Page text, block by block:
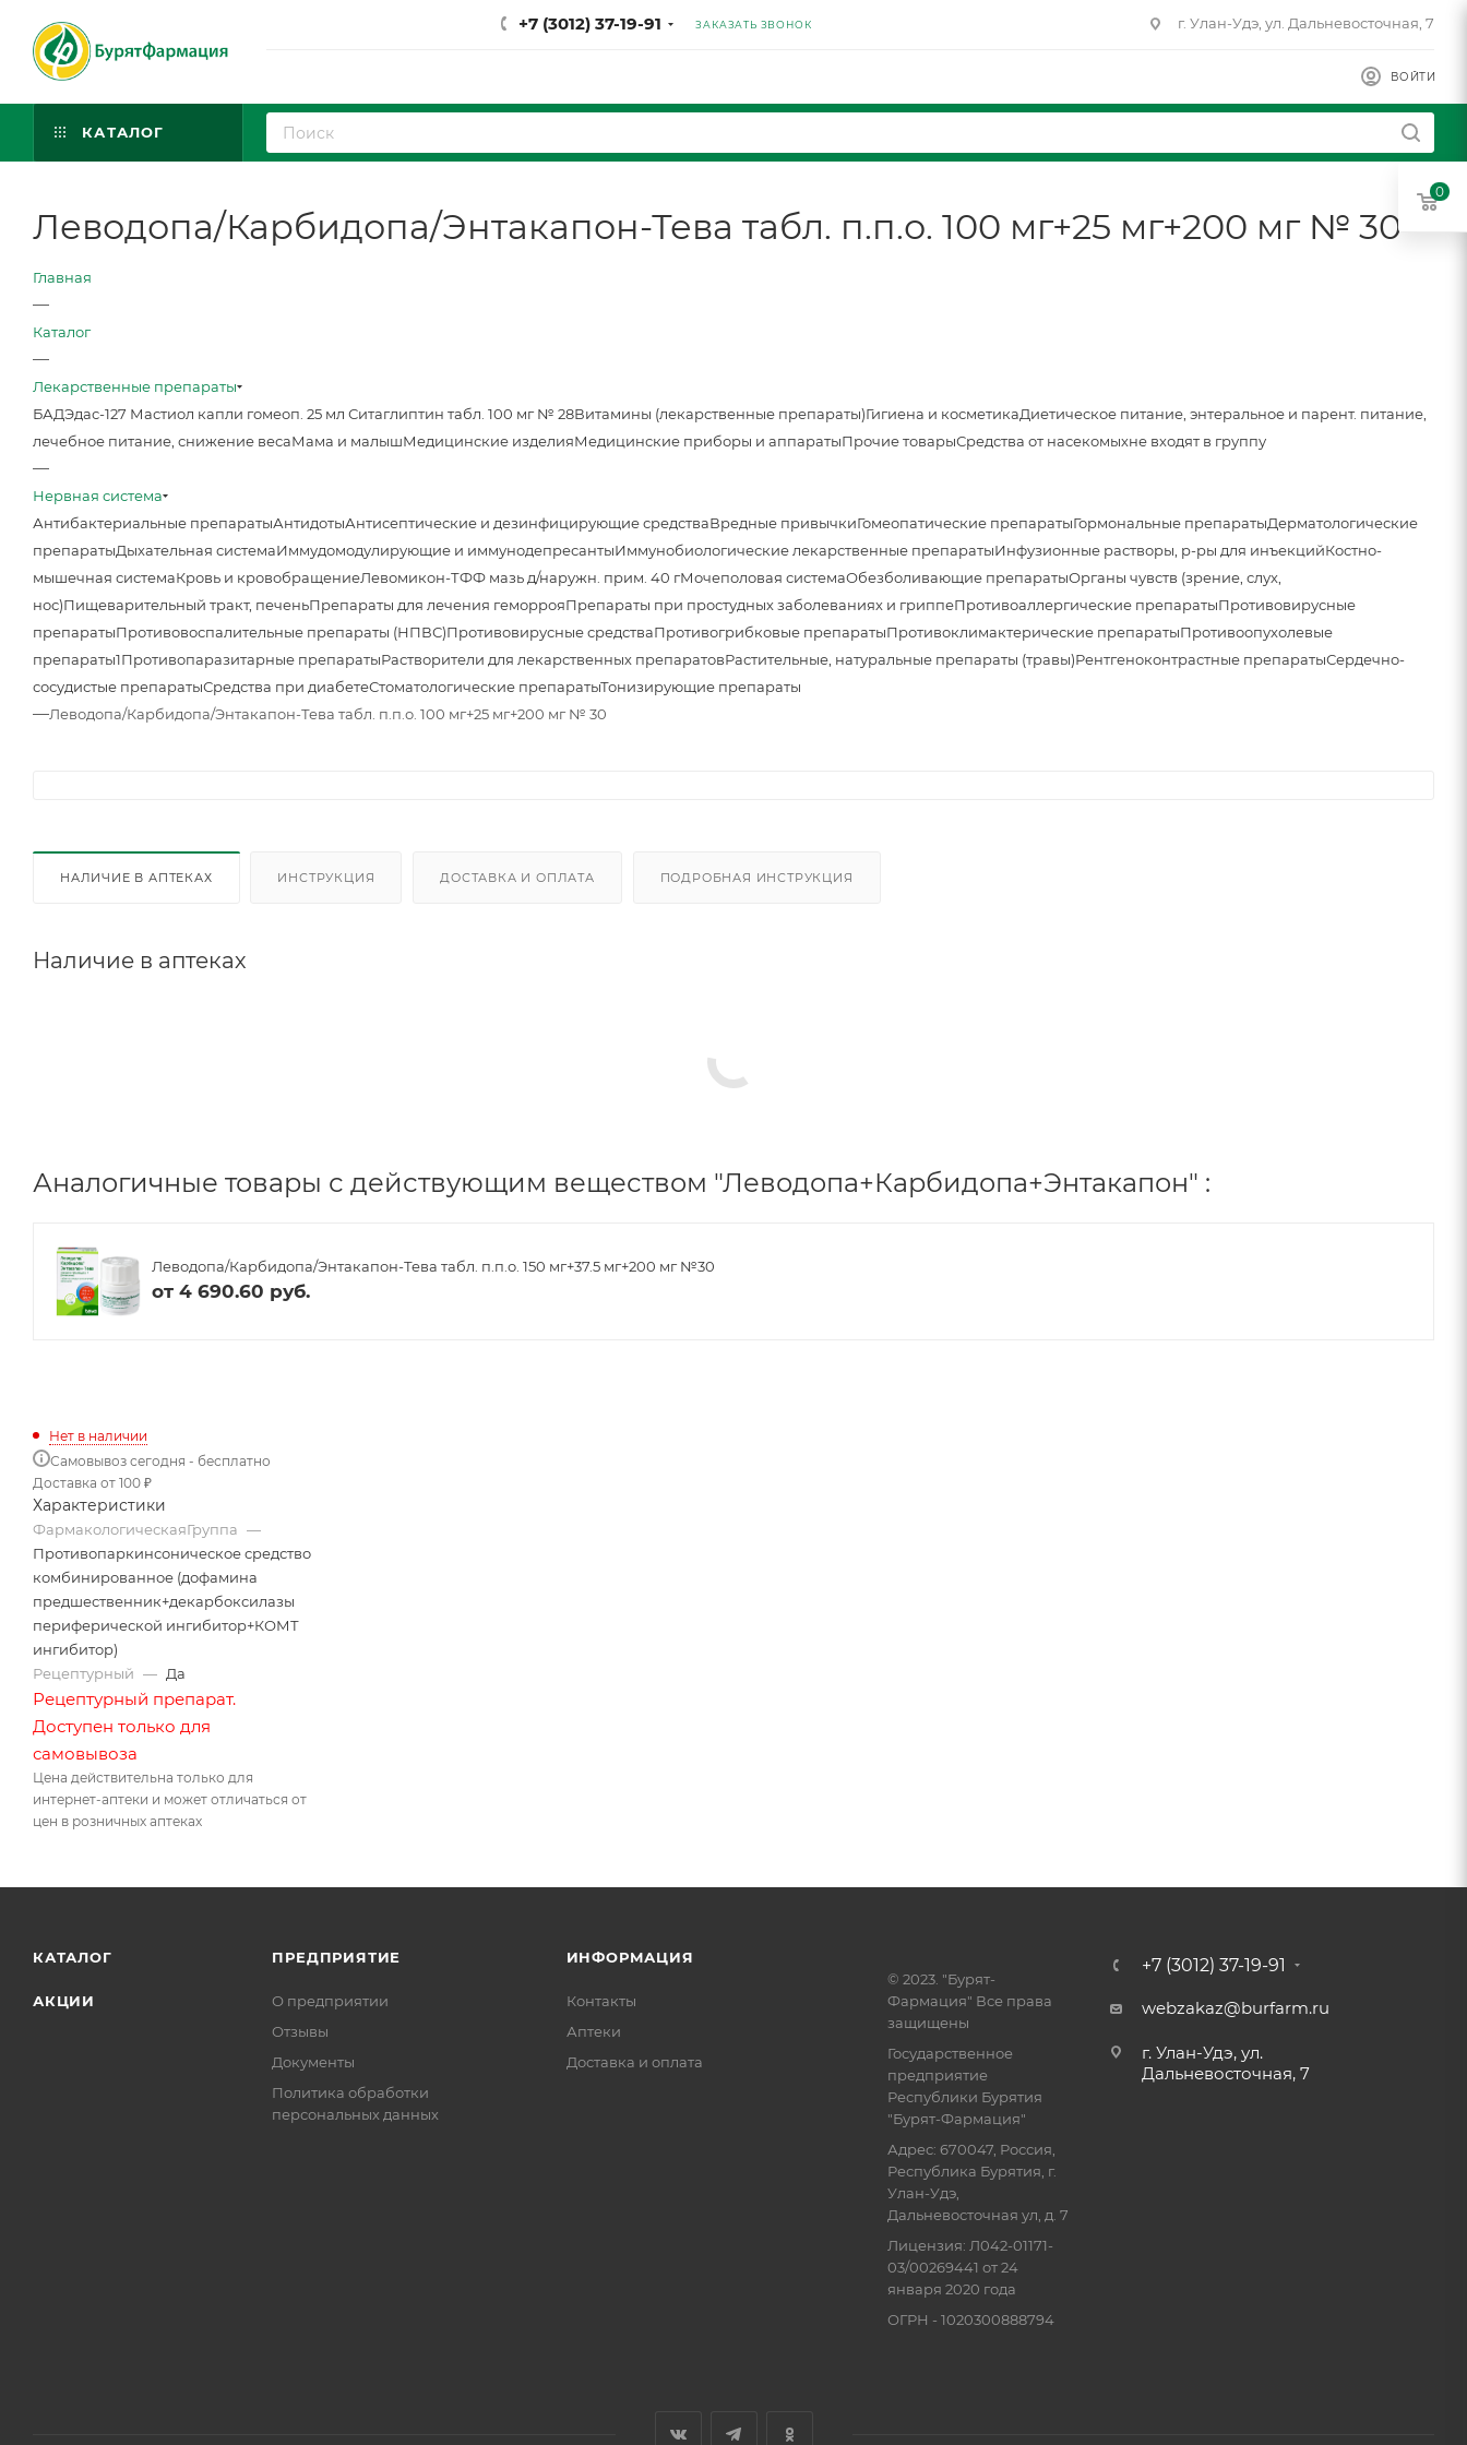
+7 (3012) 37-19-91 ЗАКАЗАТЬ ЗВОНОК г. Улан-Удэ, ул. Дальневосточная, 7
ВОЙТИ
КАТАЛОГ
Леводопа/Карбидопа/Энтакапон-Тева табл. п.п.о. 100 мг+25 мг+200 мг № 30
Главная
—
Каталог
—
Лекарственные препараты
БАДЭдас-127 Мастиол капли гомеоп. 25 мл Ситаглиптин табл. 100 мг № 28Витамины (лекарственные препараты)Гигиена и косметикаДиетическое питание, энтеральное и парент. питание,
лечебное питание, снижение весаМама и малышМедицинские изделияМедицинские приборы и аппаратыПрочие товарыСредства от насекомыхне входят в группу
—
Нервная система
Антибактериальные препаратыАнтидотыАнтисептические и дезинфицирующие средстваВредные привычкиГомеопатические препаратыГормональные препаратыДерматологические
препаратыДыхательная системаИммудомодулирующие и иммунодепресантыИммунобиологические лекарственные препаратыИнфузионные растворы, р-ры для инъекцийКостно-
мышечная системаКровь и кровобращениеЛевомикон-ТФФ мазь д/наружн. прим. 40 гМочеполовая системаОбезболивающие препаратыОрганы чувств (зрение, слух,
нос)Пищеварительный тракт, печеньПрепараты для лечения геморрояПрепараты при простудных заболеваниях и гриппеПротивоаллергические препаратыПротивовирусные
препаратыПротивовоспалительные препараты (НПВС)Противовирусные средстваПротивогрибковые препаратыПротивоклимактерические препаратыПротивоопухолевые
препараты1Противопаразитарные препаратыРастворители для лекарственных препаратовРастительные, натуральные препараты (травы)Рентгеноконтрастные препаратыСердечно-
сосудистые препаратыСредства при диабетеСтоматологические препаратыТонизирующие препараты
—Леводопа/Карбидопа/Энтакапон-Тева табл. п.п.о. 100 мг+25 мг+200 мг № 30
НАЛИЧИЕ В АПТЕКАХ ИНСТРУКЦИЯ ДОСТАВКА И ОПЛАТА ПОДРОБНАЯ ИНСТРУКЦИЯ
Наличие в аптеках
Аналогичные товары с действующим веществом "Леводопа+Карбидопа+Энтакапон" :
Леводопа/Карбидопа/Энтакапон-Тева табл. п.п.о. 150 мг+37.5 мг+200 мг №30
от 4 690.60 руб.
Нет в наличии
Самовывоз сегодня - бесплатно
Доставка от 100 ₽
Характеристики
ФармакологическаяГруппа —
Противопаркинсоническое средство
комбинированное (дофамина
предшественник+декарбоксилазы
периферической ингибитор+КОМТ
ингибитор)
Рецептурный — Да
Рецептурный препарат.
Доступен только для
самовывоза
Цена действительна только для
интернет-аптеки и может отличаться от
цен в розничных аптеках
КАТАЛОГ
АКЦИИ
ПРЕДПРИЯТИЕ
О предприятии
Отзывы
Документы
Политика обработки
персональных данных
ИНФОРМАЦИЯ
Контакты
Аптеки
Доставка и оплата
© 2023. "Бурят-
Фармация" Все права
защищены
Государственное
предприятие
Республики Бурятия
"Бурят-Фармация"
Адрес: 670047, Россия,
Республика Бурятия, г.
Улан-Удэ,
Дальневосточная ул, д. 7
Лицензия: Л042-01171-
03/00269441 от 24
января 2020 года
ОГРН - 1020300888794
+7 (3012) 37-19-91
webzakaz@burfarm.ru
г. Улан-Удэ, ул.
Дальневосточная, 7
0